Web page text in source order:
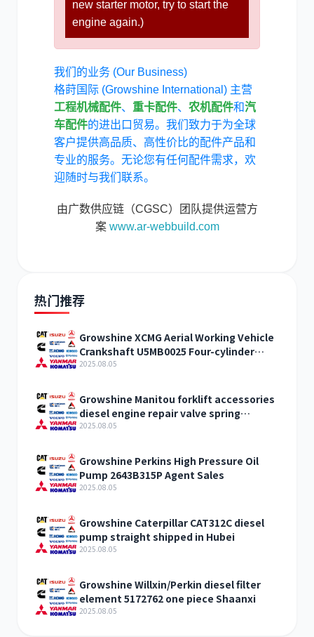
new starter motor, try to start the
engine again.)
我们的业务 (Our Business)
格莳国际 (Growshine International) 主营
工程机械配件、 重卡配件、 农机配件和汽
车配件的进出口贸易。我们致力于为全球
客户提供高品质、高性价比的配件产品和
专业的服务。无论您有任何配件需求，欢
迎随时与我们联系。
由广数供应链（CGSC）团队提供运营方
案 www.ar-webbuild.com
热门推荐
Growshine XCMG Aerial Working Vehicle
Crankshaft U5MB0025 Four-cylinder
Engine Accessories
2025.08.05
Growshine Manitou forklift accessories
diesel engine repair valve spring
198216700Manitou phone
2025.08.05
Growshine Perkins High Pressure Oil
Pump 2643B315P Agent Sales
2025.08.05
Growshine Caterpillar CAT312C diesel
pump straight shipped in Hubei
2025.08.05
Growshine Willxin/Perkin diesel filter
element 5172762 one piece Shaanxi
2025.08.05